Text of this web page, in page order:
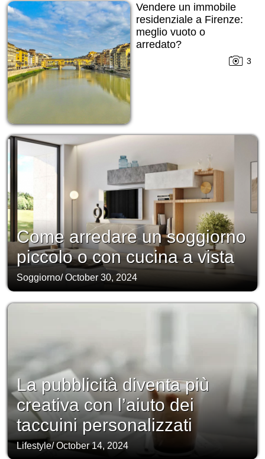
Vendere un immobile
residenziale a Firenze:
meglio vuoto o
arredato?
3
Come arredare un soggiorno
piccolo o con cucina a vista
Soggiorno/October 30, 2024
La pubblicità diventa più
creativa con l’aiuto dei
taccuini personalizzati
Lifestyle/October 14, 2024